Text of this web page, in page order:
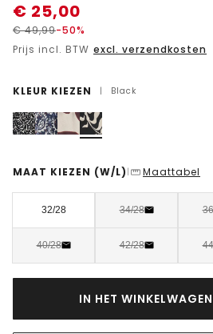
€ 25,00
€49,99-50%
Prijs incl. BTW excl. verzendkosten
KLEUR KIEZEN | Black
MAAT KIEZEN (W/L) | Maattabel
32/28 34/28
40/28 42/28
IN HET